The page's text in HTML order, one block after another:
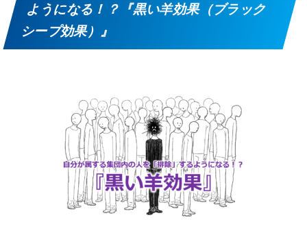
ようになる！？『黒い羊効果（ブラック
シープ効果）』